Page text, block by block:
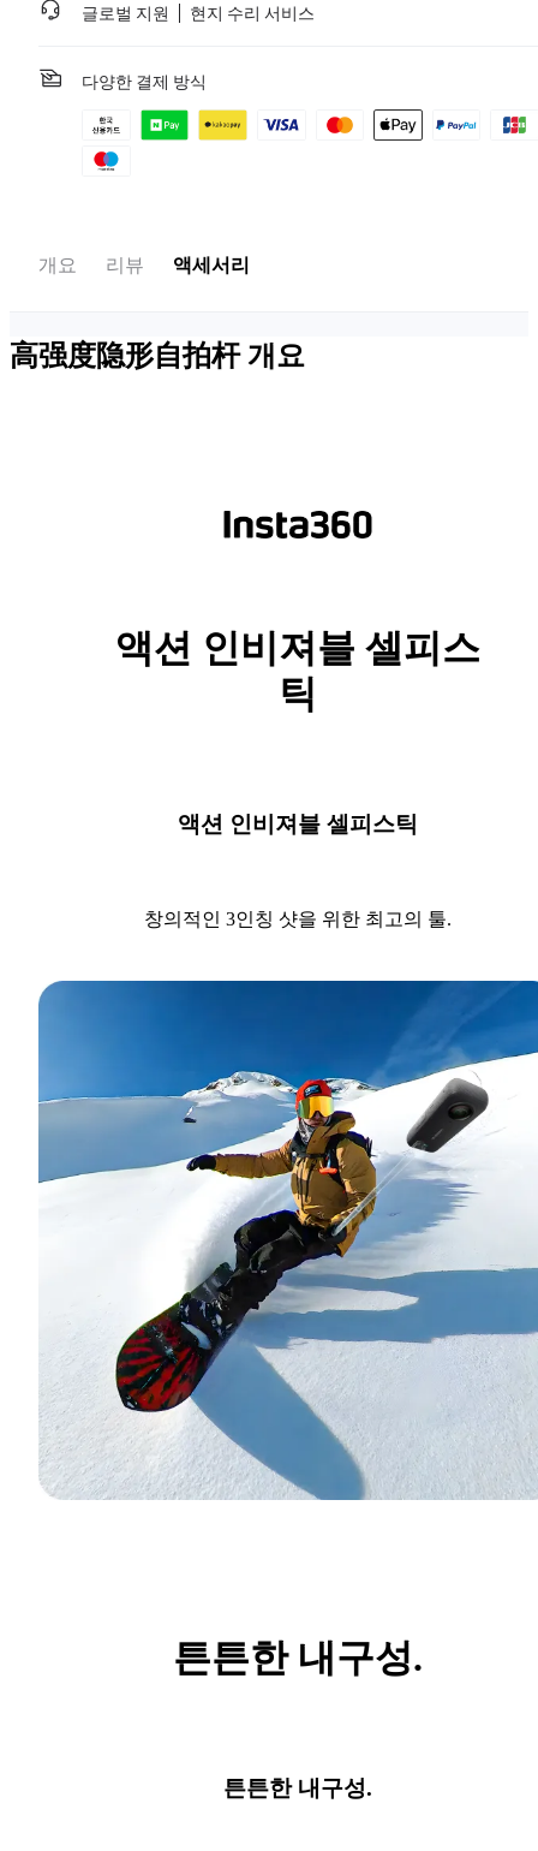
글로벌 지원 현지 수리 서비스
다양한 결제 방식
개요 리뷰 액세서리
高强度隐形自拍杆 개요
액션 인비져블 셀피스
틱
액션 인비져블 셀피스틱
창의적인 3인칭 샷을 위한 최고의 툴.
튼튼한 내구성.
튼튼한 내구성.